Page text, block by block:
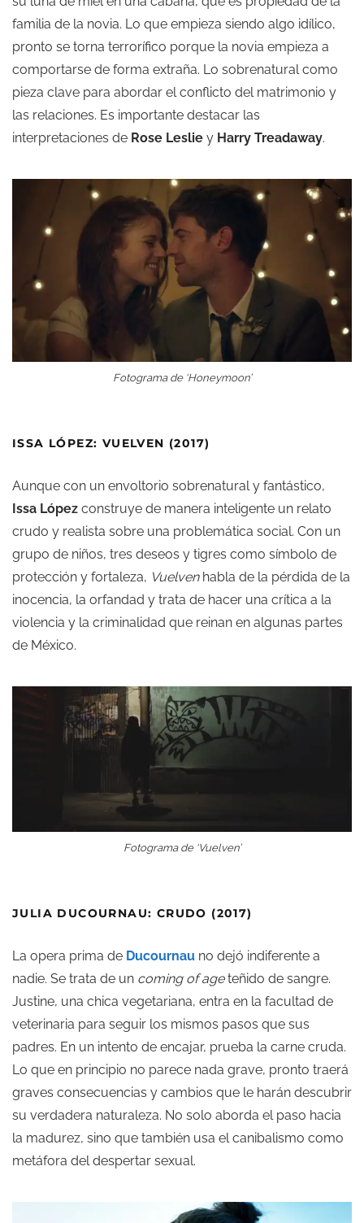
familia de la novia. Lo que empieza siendo algo idílico,
pronto se torna terrorífico porque la novia empieza a
comportarse de forma extraña. Lo sobrenatural como
pieza clave para abordar el conflicto del matrimonio y
las relaciones. Es importante destacar las
interpretaciones de Rose Leslie y Harry Treadaway.
Fotograma de ‘Honeymoon’
ISSA LÓPEZ: VUELVEN (2017)
Aunque con un envoltorio sobrenatural y fantástico,
Issa López construye de manera inteligente un relato
crudo y realista sobre una problemática social. Con un
grupo de niños, tres deseos y tigres como símbolo de
protección y fortaleza, Vuelvenhabla de la pérdida de la
inocencia, la orfandad y trata de hacer una crítica a la
violencia y la criminalidad que reinan en algunas partes
de México.
Fotograma de ‘Vuelven’
JULIA DUCOURNAU: CRUDO (2017)
La opera prima de Ducournau no dejó indiferente a
nadie. Se trata de un coming of ageteñido de sangre.
Justine, una chica vegetariana, entra en la facultad de
veterinaria para seguir los mismos pasos que sus
padres. En un intento de encajar, prueba la carne cruda.
Lo que en principio no parece nada grave, pronto traerá
graves consecuencias y cambios que le harán descubrir
su verdadera naturaleza. No solo aborda el paso hacia
la madurez, sino que también usa el canibalismo como
metáfora del despertar sexual.